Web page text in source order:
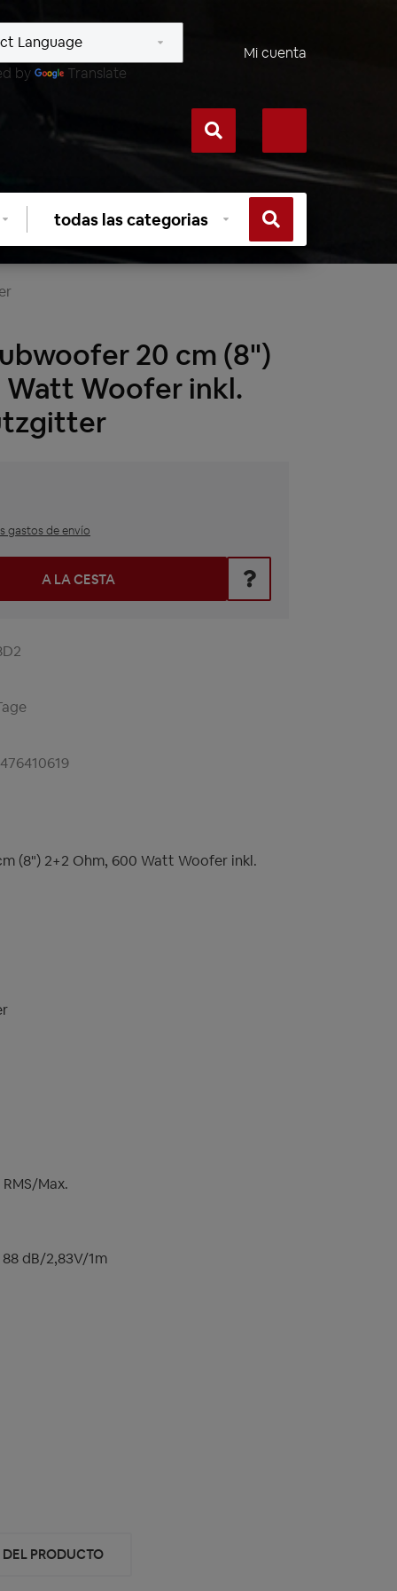
by
Translate
Mi cuenta
Seleccionar
categoría
20 cm (8")
Watt Woofer inkl.
gastos de envío
el valor deseado o utiliza los botones para aumentar
A LA CESTA
(8") 2+2 Ohm, 600 Watt Woofer inkl.
Max.
88 dB/2,83V/1m
PRODUCTO